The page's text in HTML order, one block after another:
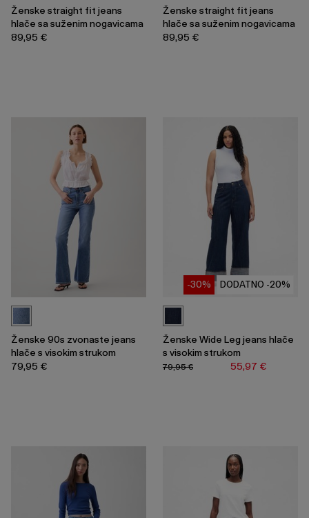
Ženske straight fit jeans
hlače sa suženim nogavicama
89,95 €
Ženske straight fit jeans
hlače sa suženim nogavicama
89,95 €
Ženske 90s zvonaste jeans
hlače s visokim strukom
79,95 €
DODATNO -20%
-30%
Ženske Wide Leg jeans hlače
s visokim strukom
55,97 €
79,95 €